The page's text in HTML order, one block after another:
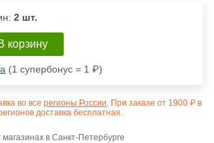
2 шт.
корзину
(1 супербонус = 1 ₽)
во всерегионы России . При заказе от 1900 ₽ в
доставка бесплатная.
в Санкт-Петербурге